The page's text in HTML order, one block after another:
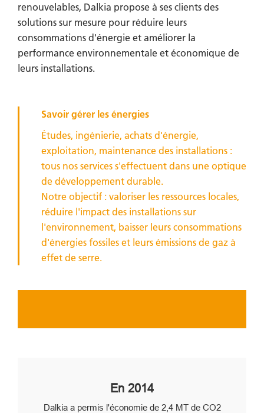
renouvelables, Dalkia propose à ses clients des
solutions sur mesure pour réduire leurs
consommations d'énergie et améliorer la
performance environnementale et économique de
leurs installations.
Savoir gérer les énergies
Études, ingénierie, achats d'énergie,
exploitation, maintenance des installations :
tous nos services s'effectuent dans une optique
de développement durable.
Notre objectif : valoriser les ressources locales,
réduire l'impact des installations sur
l'environnement, baisser leurs consommations
d'énergies fossiles et leurs émissions de gaz à
effet de serre.
En 2014
Dalkia a permis l'économie de 2,4 MT de CO2